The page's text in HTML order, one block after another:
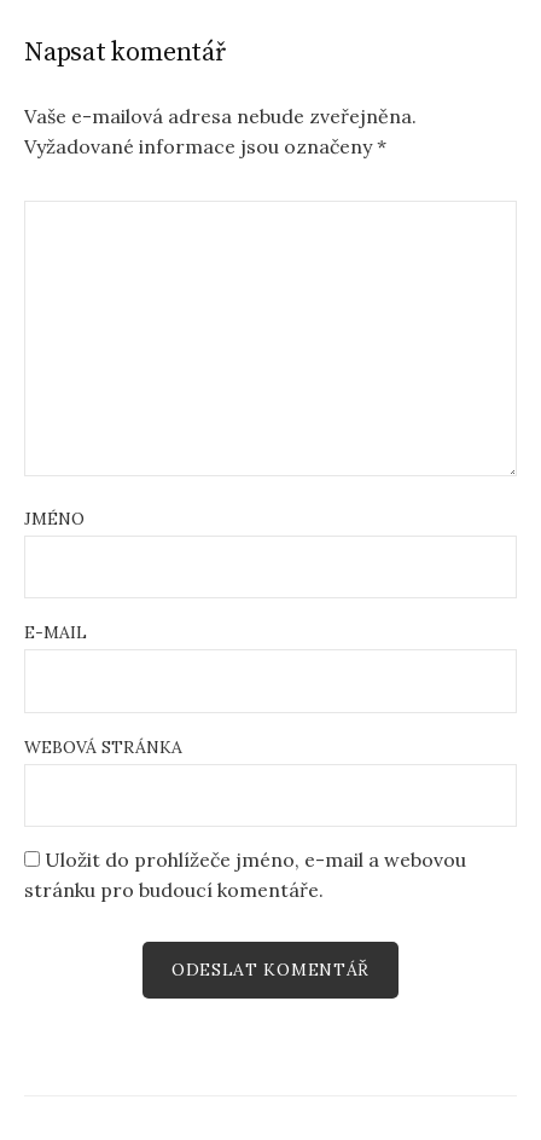
Napsat komentář
Vaše e-mailová adresa nebude zveřejněna.
Vyžadované informace jsou označeny*
JMÉNO
E-MAIL
WEBOVÁ STRÁNKA
Uložit do prohlížeče jméno, e-mail a webovou
stránku pro budoucí komentáře.